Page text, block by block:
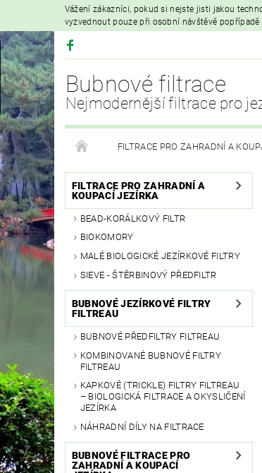
Vážení zákazníci, pokud si nejste jisti jakou
vyzvednout pouze při osobní návštěvě
Bubnové filtrace
Nejmodernější filtrace pro
FILTRACE PRO ZAHRADNÍ A
HYDROIZOLAČNÍ FÓLIE
VZDUCHOVÁ ČERPADLA A
PRODEJ KOI KAPRŮ MOJE
FILTRACE PRO ZAHRADNÍ A
KOUPACÍ JEZÍRKA
BEAD-KORÁLKOVÝ FILTR
BIOKOMORY
MALÉ BIOLOGICKÉ JEZÍRKOVÉ FILTRY
SIEVE - ŠTĚRBINOVÝ PŘEDFILTR
BUBNOVÉ JEZÍRKOVÉ FILTRY
FILTREAU
BUBNOVÉ PŘEDFILTRY FILTREAU
KOMBINOVANÉ BUBNOVÉ FILTRY
FILTREAU
KAPKOVÉ (TRICKLE) FILTRY FILTREAU
– BIOLOGICKÁ FILTRACE A OKYSLIČENÍ
JEZÍRKA
NÁHRADNÍ DÍLY NA FILTRACE
BUBNOVÉ FILTRACE PRO
ZAHRADNÍ A KOUPACÍ